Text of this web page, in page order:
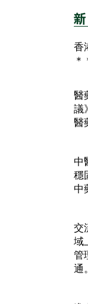
香
醫
議
醫
中
穩
中
交
域
管
通。